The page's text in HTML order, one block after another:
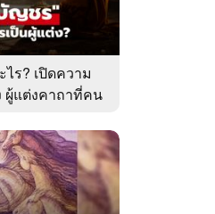
ร? เปิดความ
ผู้แต่งคาถาที่คน